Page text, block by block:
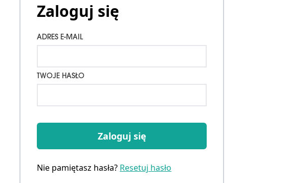
Zaloguj się
ADRES E-MAIL
TWOJE HASŁO
Zaloguj się
Nie pamiętasz hasła? Resetuj hasło